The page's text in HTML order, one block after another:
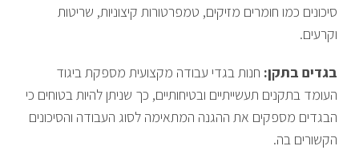
סיכונים כמו חומרים מזיקים, טמפרטורות קיצוניות, שריטות
וקרעים.
בגדים בתקן: חנות בגדי עבודה מקצועית מספקת ביגוד
העומד בתקנים תעשייתיים ובטיחותיים, כך שניתן להיות בטוחים כי
הבגדים מספקים את ההגנה המתאימה לסוג העבודה והסיכונים
הקשורים בה.